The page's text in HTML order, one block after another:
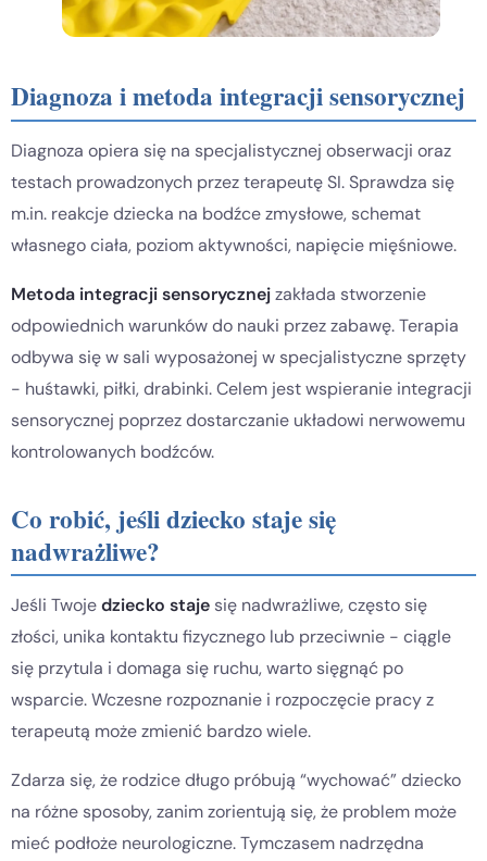
Diagnoza i metoda integracji sensorycznej
Diagnoza opiera się na specjalistycznej obserwacji oraz
testach prowadzonych przez terapeutę SI. Sprawdza się
m.in. reakcje dziecka na bodźce zmysłowe, schemat
własnego ciała, poziom aktywności, napięcie mięśniowe.
Metoda integracji sensorycznejzakłada stworzenie
odpowiednich warunków do nauki przez zabawę. Terapia
odbywa się w sali wyposażonej w specjalistyczne sprzęty
- huśtawki, piłki, drabinki. Celem jest wspieranie integracji
sensorycznej poprzez dostarczanie układowi nerwowemu
kontrolowanych bodźców.
Co robić, jeśli dziecko staje się
nadwrażliwe?
Jeśli Twojedziecko staje się nadwrażliwe, często się
złości, unika kontaktu fizycznego lub przeciwnie - ciągle
się przytula i domaga się ruchu, warto sięgnąć po
wsparcie. Wczesne rozpoznanie i rozpoczęcie pracy z
terapeutą może zmienić bardzo wiele.
Zdarza się, że rodzice długo próbują “wychować” dziecko
na różne sposoby, zanim zorientują się, że problem może
mieć podłoże neurologiczne. Tymczasem nadrzędna